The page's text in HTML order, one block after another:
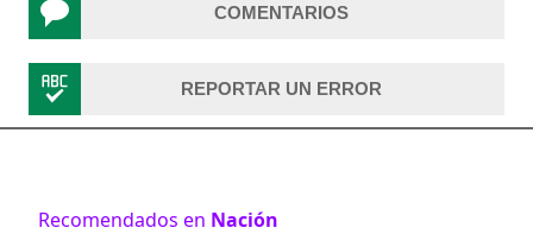
COMENTARIOS
REPORTAR UN ERROR
Recomendados en Nación